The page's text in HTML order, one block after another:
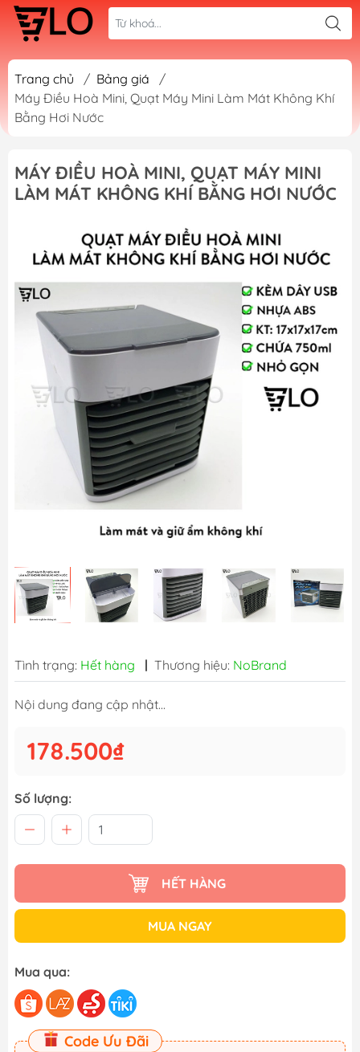
Trang chủ / Bảng giá
/
Máy Điều Hoà Mini, Quạt Máy Mini Làm Mát Không Khí
Bằng Hơi Nước
MÁY ĐIỀU HOÀ MINI, QUẠT MÁY MINI
LÀM MÁT KHÔNG KHÍ BẰNG HƠI NƯỚC
Tình trạng: Hết hàng | Thương hiệu: NoBrand
Nội dung đang cập nhật...
178.500₫
Số lượng:
HẾT HÀNG
MUA NGAY
Mua qua:
Code Ưu Đãi